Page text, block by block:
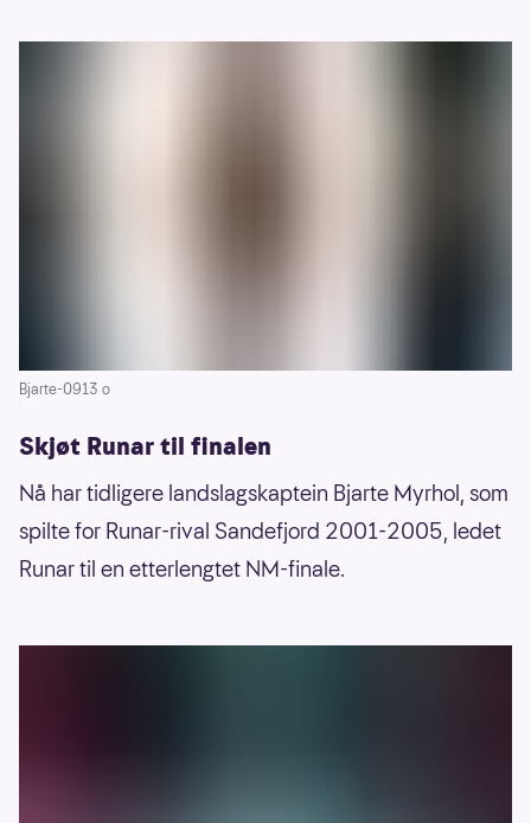
Bjarte-0913 o
Skjøt Runar til finalen
Nå har tidligere landslagskaptein Bjarte Myrhol, som
spilte for Runar-rival Sandefjord 2001-2005, ledet
Runar til en etterlengtet NM-finale.